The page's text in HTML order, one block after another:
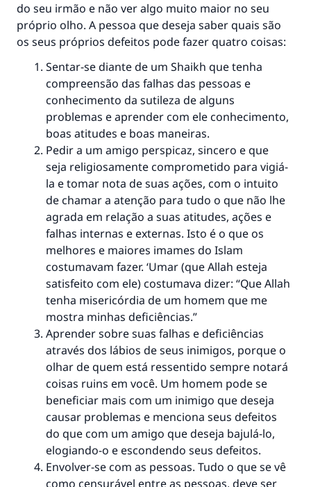
do seu irmão e não ver algo muito maior no seu
próprio olho. A pessoa que deseja saber quais são
os seus próprios defeitos pode fazer quatro coisas:
Sentar-se diante de um Shaikh que tenha
compreensão das falhas das pessoas e
conhecimento da sutileza de alguns
problemas e aprender com ele conhecimento,
boas atitudes e boas maneiras.
Pedir a um amigo perspicaz, sincero e que
seja religiosamente comprometido para vigiá-
la e tomar nota de suas ações, com o intuito
de chamar a atenção para tudo o que não lhe
agrada em relação a suas atitudes, ações e
falhas internas e externas. Isto é o que os
melhores e maiores imames do Islam
costumavam fazer. ‘Umar (que Allah esteja
satisfeito com ele) costumava dizer: “Que Allah
tenha misericórdia de um homem que me
mostra minhas deficiências.”
Aprender sobre suas falhas e deficiências
através dos lábios de seus inimigos, porque o
olhar de quem está ressentido sempre notará
coisas ruins em você. Um homem pode se
beneficiar mais com um inimigo que deseja
causar problemas e menciona seus defeitos
do que com um amigo que deseja bajulá-lo,
elogiando-o e escondendo seus defeitos.
Envolver-se com as pessoas. Tudo o que se vê
como censurável entre as pessoas, deve ser